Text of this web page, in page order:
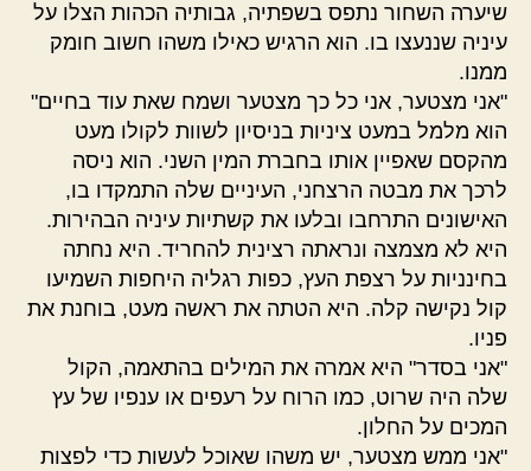
שיערה השחור נתפס בשפתיה, גבותיה הכהות הצלו על
עיניה שננעצו בו. הוא הרגיש כאילו משהו חשוב חומק
ממנו.
"אני מצטער, אני כל כך מצטער ושמח שאת עוד בחיים"
הוא מלמל במעט ציניות בניסיון לשוות לקולו מעט
מהקסם שאפיין אותו בחברת המין השני. הוא ניסה
לרכך את מבטה הרצחני, העיניים שלה התמקדו בו,
האישונים התרחבו ובלעו את קשתיות עיניה הבהירות.
היא לא מצמצה ונראתה רצינית להחריד. היא נחתה
בחינניות על רצפת העץ, כפות רגליה היחפות השמיעו
קול נקישה קלה. היא הטתה את ראשה מעט, בוחנת את
פניו.
"אני בסדר" היא אמרה את המילים בהתאמה, הקול
שלה היה שרוט, כמו הרוח על רעפים או ענפיו של עץ
המכים על החלון.
"אני ממש מצטער, יש משהו שאוכל לעשות כדי לפצות